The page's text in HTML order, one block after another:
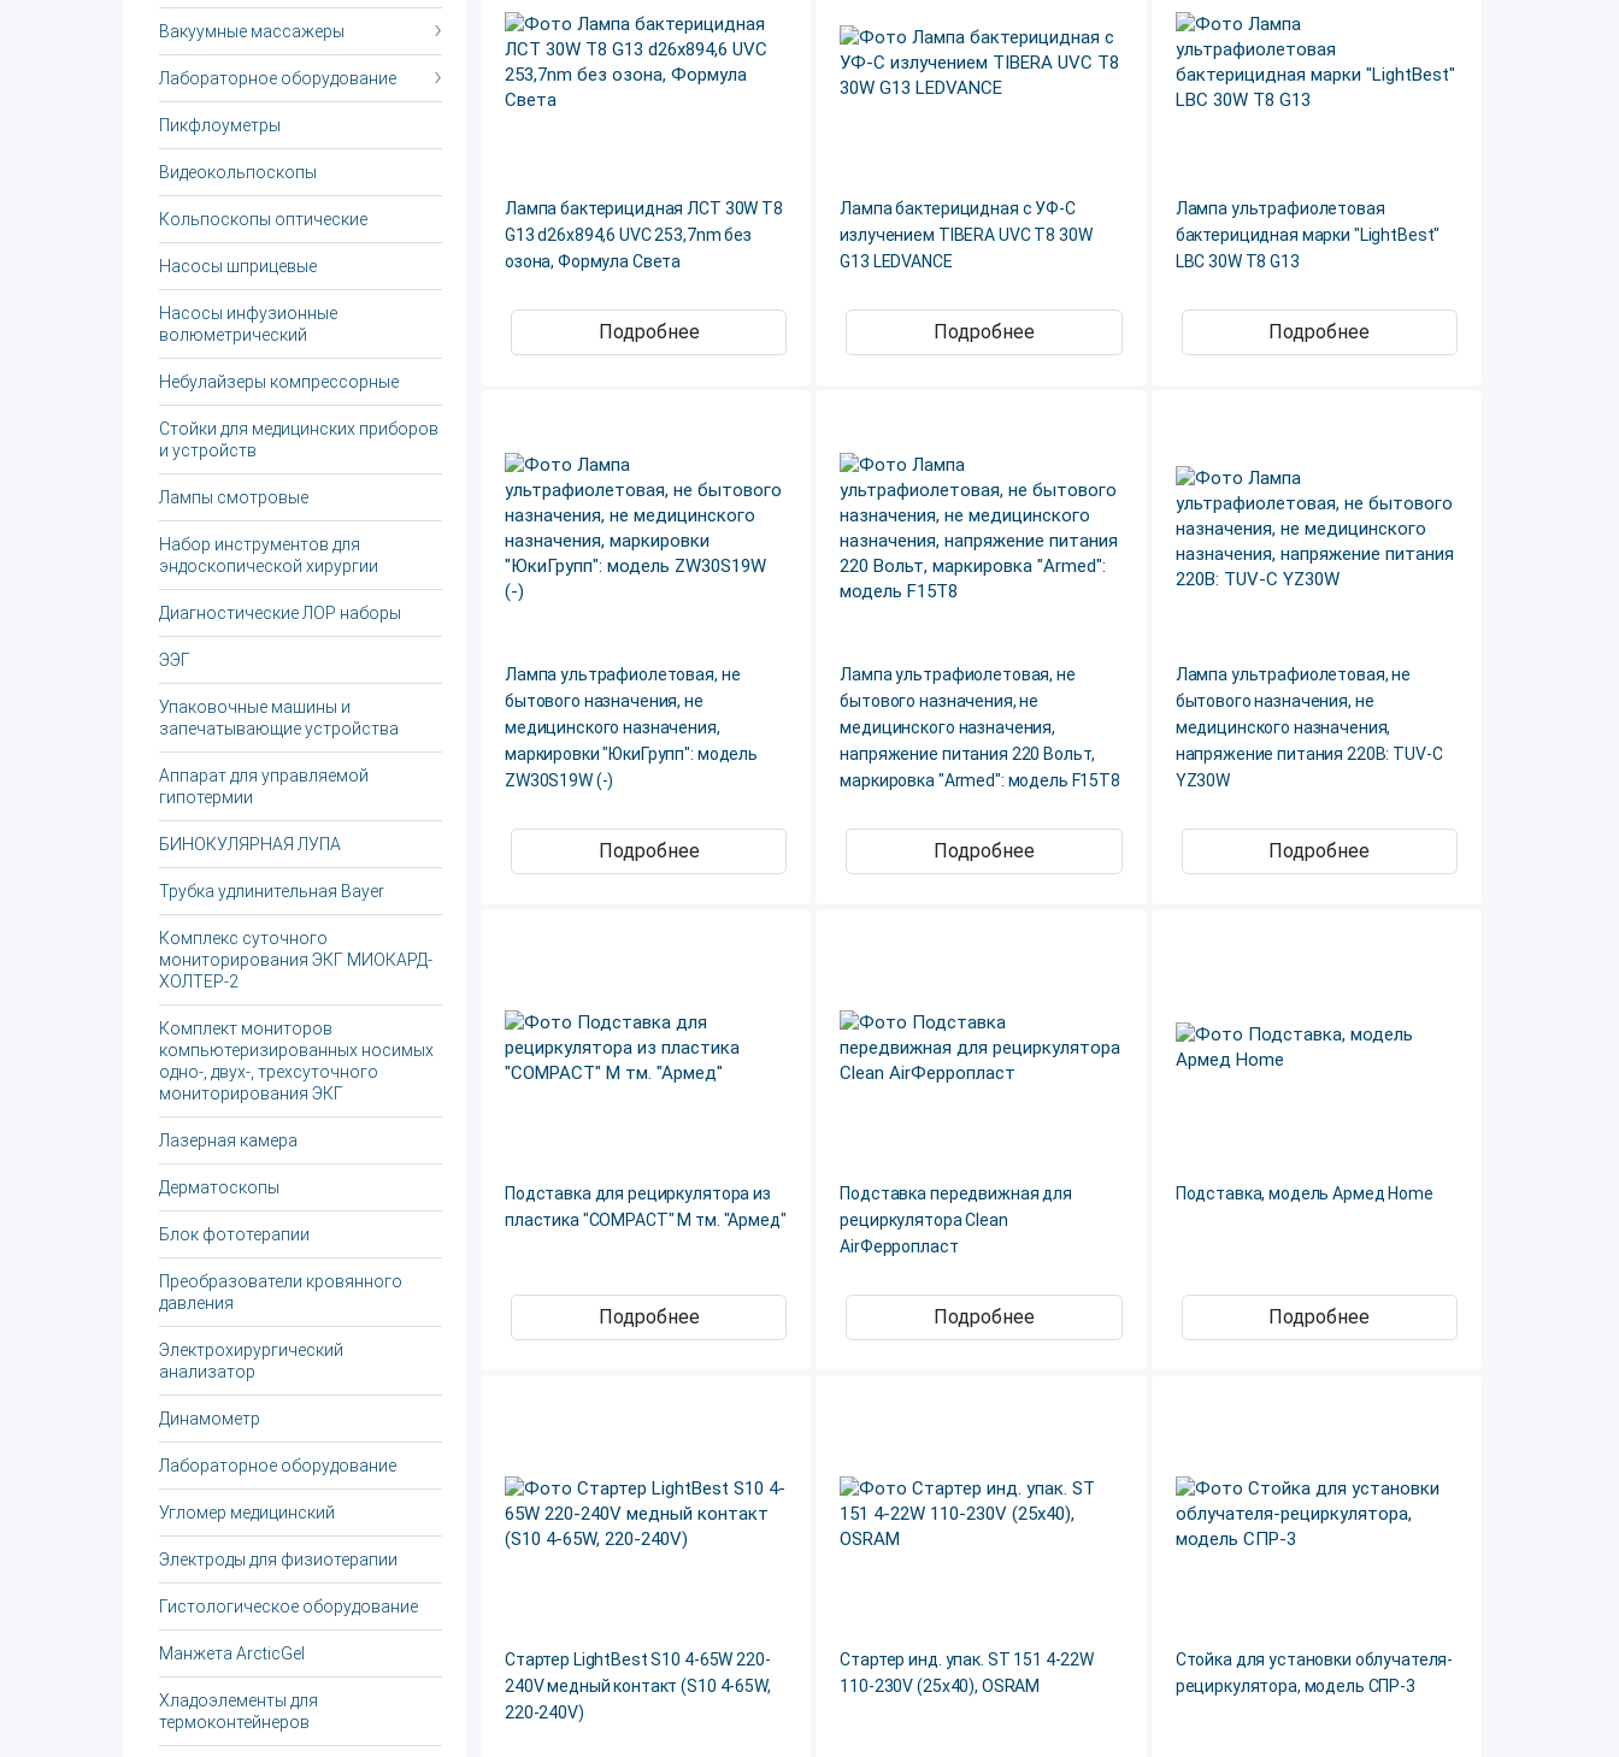
Вакуумные массажеры
Лабораторное оборудование
Пикфлоуметры
Видеокольпоскопы
Кольпоскопы оптические
Насосы шприцевые
Насосы инфузионные
волюметрический
Небулайзеры компрессорные
Стойки для медицинских приборов
и устройств
Лампы смотровые
Набор инструментов для
эндоскопической хирургии
Диагностические ЛОР наборы
ЭЭГ
Упаковочные машины и
запечатывающие устройства
Аппарат для управляемой
гипотермии
БИНОКУЛЯРНАЯ ЛУПА
Трубка удлинительная Bayer
Комплекс суточного
мониторирования ЭКГ МИОКАРД-
ХОЛТЕР-2
Комплект мониторов
компьютеризированных носимых
одно-, двух-, трехсуточного
мониторирования ЭКГ
Лазерная камера
Дерматоскопы
Блок фототерапии
Преобразователи кровянного
давления
Электрохирургический
анализатор
Динамометр
Лабораторное оборудование
Угломер медицинский
Электроды для физиотерапии
Гистологическое оборудование
Манжета ArcticGel
Хладоэлементы для
термоконтейнеров
Лампа бактерицидная ЛСТ 30W T8
G13 d26x894,6 UVC 253,7nm без
озона, Формула Света
Подробнее
Лампа бактерицидная с УФ-С
излучением TIBERA UVC Т8 30W
G13 LEDVANCE
Подробнее
Лампа ультрафиолетовая
бактерицидная марки "LightBest"
LBC 30W T8 G13
Подробнее
Лампа ультрафиолетовая, не
бытового назначения, не
медицинского назначения,
маркировки "ЮкиГрупп": модель
ZW30S19W (-)
Подробнее
Лампа ультрафиолетовая, не
бытового назначения, не
медицинского назначения,
напряжение питания 220 Вольт,
маркировка "Armed": модель F15T8
Подробнее
Лампа ультрафиолетовая, не
бытового назначения, не
медицинского назначения,
напряжение питания 220В: TUV-C
YZ30W
Подробнее
Подставка для рециркулятора из
пластика "COMPACT" М тм. "Армед"
Подробнее
Подставка передвижная для
рециркулятора Clean
AirФерропласт
Подробнее
Подставка, модель Армед Home
Подробнее
Стартер LightBest S10 4-65W 220-
240V медный контакт (S10 4-65W,
220-240V)
Стартер инд. упак. ST 151 4-22W
110-230V (25х40), OSRAM
Стойка для установки облучателя-
рециркулятора, модель СПР-3